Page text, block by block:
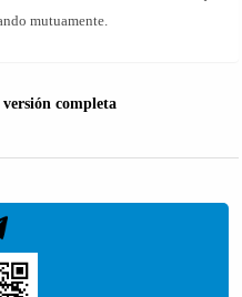
mutuamente.
completa